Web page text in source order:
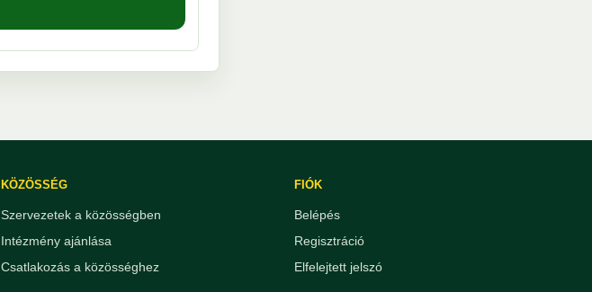
KÖZÖSSÉG
Szervezetek a közösségben
Intézmény ajánlása
Csatlakozás a közösséghez
FIÓK
Belépés
Regisztráció
Elfelejtett jelszó